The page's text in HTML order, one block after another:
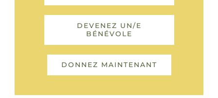
DEVENEZ UN/E
BÉNÉVOLE
DONNEZ MAINTENANT